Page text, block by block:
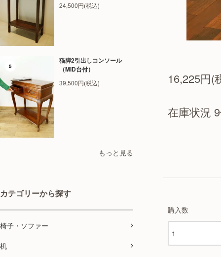
24,500円(税込)
5
猫脚2引出しコンソール
（MID台付）
39,500円(税込)
もっと見る
カテゴリーから探す
椅子・ソファー
机
16,225円(
在庫状況
購入数